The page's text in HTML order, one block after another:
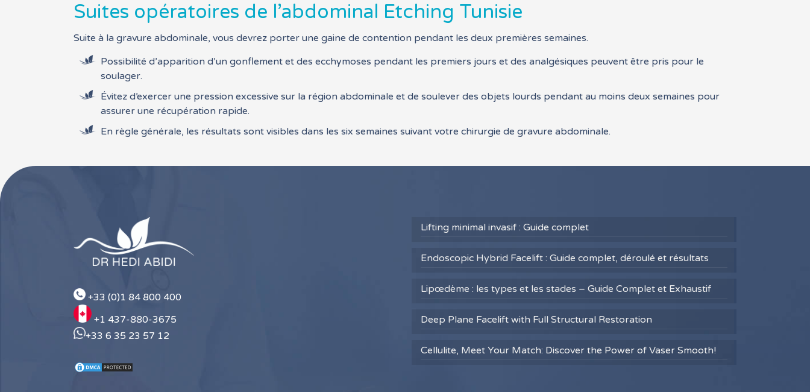
Suites opératoires de l’abdominal Etching Tunisie
Suite à la gravure abdominale, vous devrez porter une gaine de contention pendant les deux premières semaines.
Possibilité d’apparition d’un gonflement et des ecchymoses pendant les premiers jours et des analgésiques peuvent être pris pour le
soulager.
Évitez d’exercer une pression excessive sur la région abdominale et de soulever des objets lourds pendant au moins deux semaines pour
assurer une récupération rapide.
En règle générale, les résultats sont visibles dans les six semaines suivant votre chirurgie de gravure abdominale.
+33 (0)1 84 800 400
+1 437-880-3675
+33 6 35 23 57 12
Lifting minimal invasif : Guide complet
Endoscopic Hybrid Facelift : Guide complet, déroulé et résultats
Lipœdème : les types et les stades – Guide Complet et Exhaustif
Deep Plane Facelift with Full Structural Restoration
Cellulite, Meet Your Match: Discover the Power of Vaser Smooth!